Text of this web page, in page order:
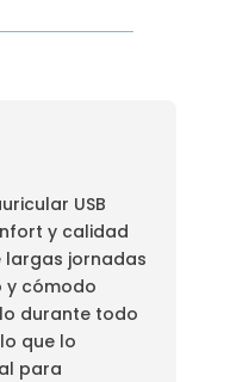
USB
y calidad
largas jornadas
y cómodo
durante todo
que lo
para